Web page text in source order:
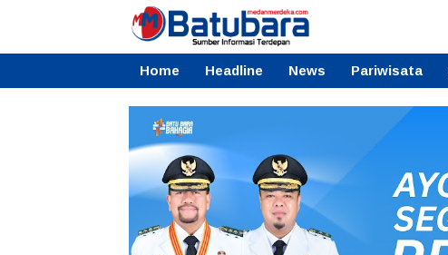
Home Headline News Pariwisata